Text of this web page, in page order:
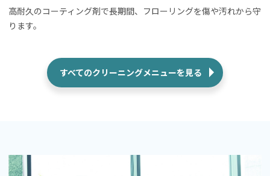
高耐久のコーティング剤で長期間、フローリングを傷や汚れから守
ります。
すべてのクリーニングメニューを見る